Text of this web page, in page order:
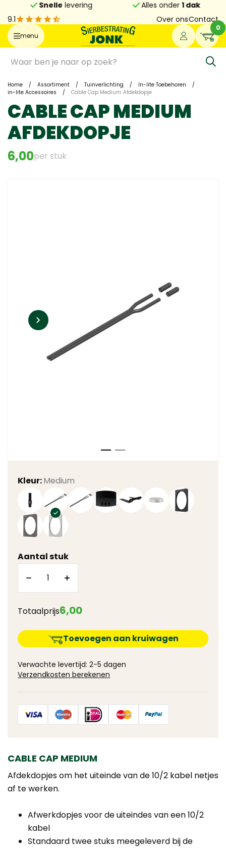
Snellelevering Alles onder 1 dak
9.1
Over onsContact
menu
0
Home / Assortiment / Tuinverlichting / In-lite Toebehoren
/
in-lite Accessoires
/ Cable Cap Medium Afdekdopje
CABLE CAP MEDIUM
AFDEKDOPJE
6,00per stuk
Kleur:Medium
Aantal stuk
Totaalprijs6,00
Toevoegen aan kruiwagen
Verwachte levertijd: 2-5 dagen
Verzendkosten berekenen
CABLE CAP MEDIUM
Afdekdopjes om het uiteinde van de 10/2 kabel netjes
af te werken.
Afwerkdopjes voor de uiteindes van een 10/2
kabel
Standaard twee stuks meegeleverd bij de